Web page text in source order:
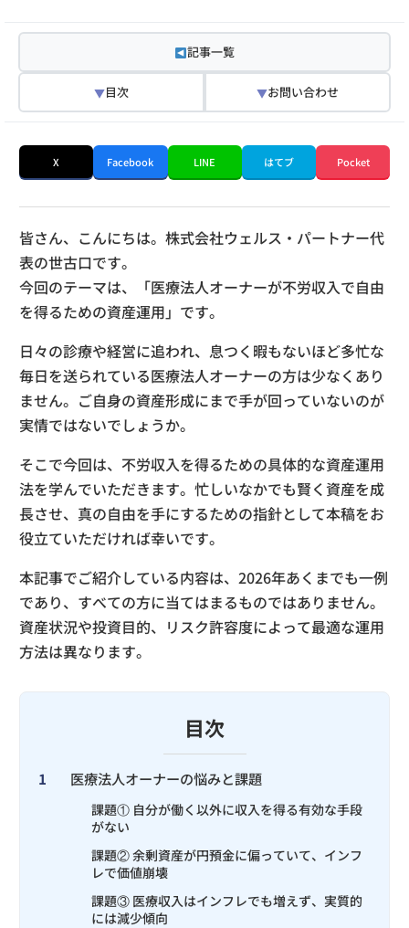
記事一覧
▼目次 ▼お問い合わせ
X Facebook LINE はてブ Pocket
皆さん、こんにちは。株式会社ウェルス・パートナー代
表の世古口です。
今回のテーマは、「医療法人オーナーが不労収入で自由
を得るための資産運用」です。
日々の診療や経営に追われ、息つく暇もないほど多忙な
毎日を送られている医療法人オーナーの方は少なくあり
ません。ご自身の資産形成にまで手が回っていないのが
実情ではないでしょうか。
そこで今回は、不労収入を得るための具体的な資産運用
法を学んでいただきます。忙しいなかでも賢く資産を成
長させ、真の自由を手にするための指針として本稿をお
役立ていただければ幸いです。
本記事でご紹介している内容は、2026年あくまでも一例
であり、すべての方に当てはまるものではありません。
資産状況や投資目的、リスク許容度によって最適な運用
方法は異なります。
目次
1 医療法人オーナーの悩みと課題
課題① 自分が働く以外に収入を得る有効な手段
がない
課題② 余剰資産が円預金に偏っていて、インフ
レで価値崩壊
課題③ 医療収入はインフレでも増えず、実質的
には減少傾向